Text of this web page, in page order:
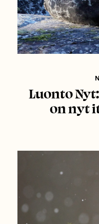
Luonto
on nyt